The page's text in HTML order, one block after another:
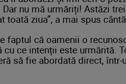
nu mă urmăriți! Astăzi
ziua”, a mai spus
faptul că oamenii o
ce intenții este urmărită.
să fie abordată direct,